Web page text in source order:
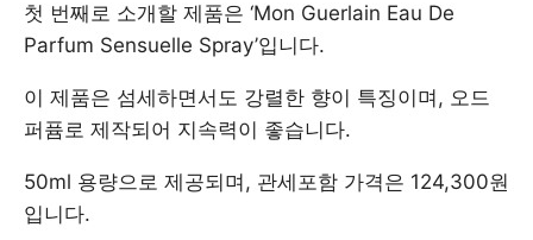
첫 번째로 소개할 제품은 ‘Mon Guerlain Eau De
Parfum Sensuelle Spray’입니다.
이 제품은 섬세하면서도 강렬한 향이 특징이며, 오드
퍼퓸로 제작되어 지속력이 좋습니다.
50ml 용량으로 제공되며, 관세포함 가격은 124,300원
입니다.